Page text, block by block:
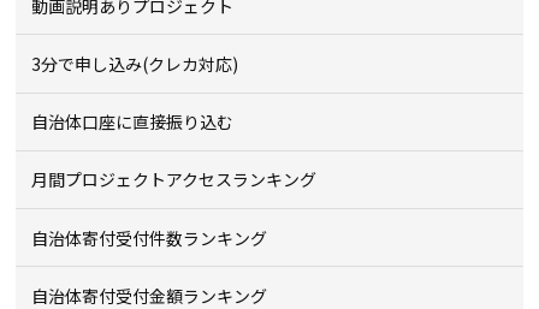
動画説明ありプロジェクト
3分で申し込み(クレカ対応)
自治体口座に直接振り込む
月間プロジェクトアクセスランキング
自治体寄付受付件数ランキング
自治体寄付受付金額ランキング